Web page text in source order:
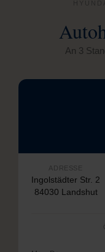
An 3
ADRESSE
Ingolstädter Str. 2
84030 Landshut